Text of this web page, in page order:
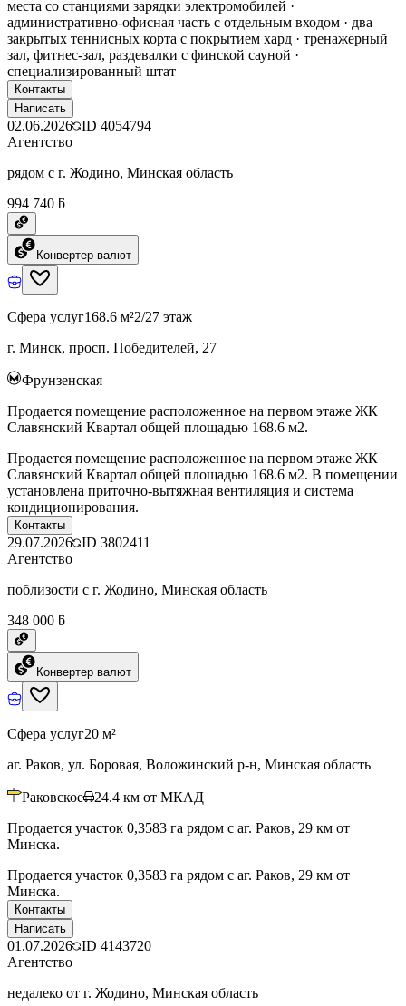
места со станциями зарядки электромобилей ·
административно-офисная часть с отдельным входом · два
закрытых теннисных корта с покрытием хард · тренажерный
зал, фитнес-зал, раздевалки с финской сауной ·
специализированный штат
Контакты
Написать
02.06.2026 ID 4054794
Агентство
рядом с г. Жодино, Минская область
994 740 ƃ
Конвертер валют
Сфера услуг168.6 м²2/27 этаж
г. Минск, просп. Победителей, 27
Фрунзенская
Продается помещение расположенное на первом этаже ЖК
Славянский Квартал общей площадью 168.6 м2.
Продается помещение расположенное на первом этаже ЖК
Славянский Квартал общей площадью 168.6 м2. В помещении
установлена приточно-вытяжная вентиляция и система
кондиционирования.
Контакты
29.07.2026 ID 3802411
Агентство
поблизости с г. Жодино, Минская область
348 000 ƃ
Конвертер валют
Сфера услуг20 м²
аг. Раков, ул. Боровая, Воложинский р-н, Минская область
Раковское 24.4 км от МКАД
Продается участок 0,3583 га рядом с аг. Раков, 29 км от
Минска.
Продается участок 0,3583 га рядом с аг. Раков, 29 км от
Минска.
Контакты
Написать
01.07.2026 ID 4143720
Агентство
недалеко от г. Жодино, Минская область